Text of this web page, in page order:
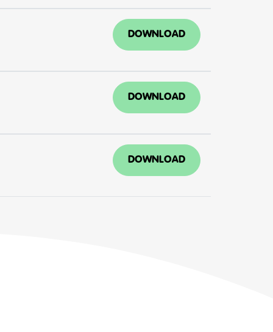
DOWNLOAD
DOWNLOAD
DOWNLOAD